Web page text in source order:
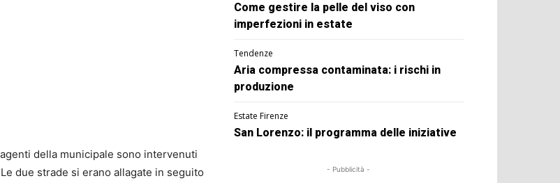
della municipale sono intervenuti
due strade si erano allagate in seguito
Come gestire la pelle del viso con
imperfezioni in estate
Tendenze
Aria compressa contaminata: i rischi in
produzione
Estate Firenze
San Lorenzo: il programma delle iniziative
- Pubblicità -